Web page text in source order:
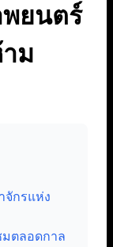
ยนตร์
ม
กรแห่ง
มตลอดกาล